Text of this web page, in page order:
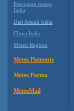
Previsioni meteo
Italia
Dati Attuali Italia
Clima Italia
Meteo Regioni
Meteo Piemonte
Meteo Parma
MeteoMail